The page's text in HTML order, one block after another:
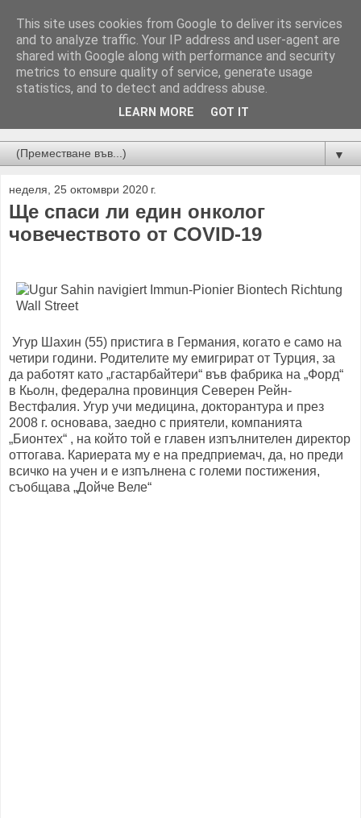
Новини от Бургас, страната и света!
▼
неделя, 25 октомври 2020 г.
Ще спаси ли един онколог
човечеството от COVID-19
Угур Шахин (55) пристига в Германия, когато е само на
четири години. Родителите му емигрират от Турция, за
да работят като „гастарбайтери“ във фабрика на „Форд“
в Кьолн, федерална провинция Северен Рейн-
Вестфалия. Угур учи медицина, докторантура и през
2008 г. основава, заедно с приятели, компанията
„Бионтех“ , на който той е главен изпълнителен директор
оттогава. Кариерата му е на предприемач, да, но преди
всичко на учен и е изпълнена с големи постижения,
съобщава „Дойче Веле“
This site uses cookies from Google to deliver its services
and to analyze traffic. Your IP address and user-agent are
shared with Google along with performance and security
metrics to ensure quality of service, generate usage
statistics, and to detect and address abuse.
LEARN MORE GOT IT